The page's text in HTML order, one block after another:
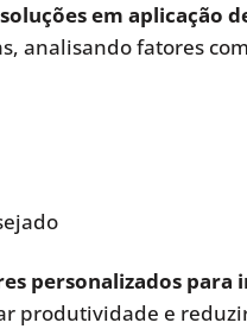
soluções em aplicação
analisando fatores
personalizados para
produtividade e